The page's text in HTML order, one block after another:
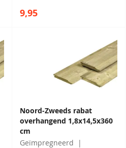
9,95
Noord-Zweeds rabat
overhangend 1,8x14,5x360
cm
Geïmpregneerd